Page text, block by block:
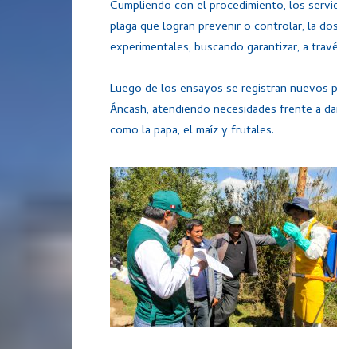
Cumpliendo con el procedimiento, los
plaga que logran prevenir o controlar, la
experimentales, buscando garantizar, a
Luego de los ensayos se registran
Áncash, atendiendo necesidades frente a
como la papa, el maíz y frutales.